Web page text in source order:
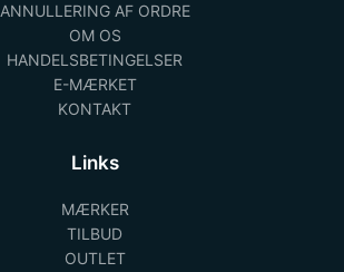
ANNULLERING AF ORDRE
OM OS
HANDELSBETINGELSER
E-MÆRKET
KONTAKT
Links
MÆRKER
TILBUD
OUTLET